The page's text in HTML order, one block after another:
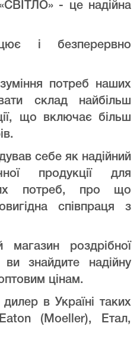
- це надійна
і безперервно
потреб наших
склад найбільш
що включає більш
себе як надійний
продукції для
потреб, про що
співпраця з
роздрібної
знайдите надійну
цінам.
в Україні таких
Eaton (Moeller), Етал,